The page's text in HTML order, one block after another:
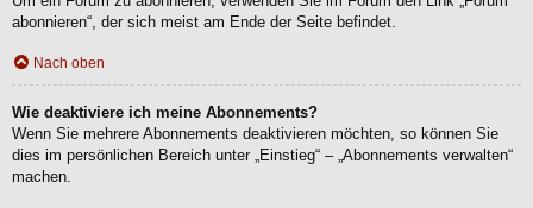
abonnieren“, der sich meist am Ende der Seite befindet.
Nach oben
Wie deaktiviere ich meine Abonnements?
Wenn Sie mehrere Abonnements deaktivieren möchten, so können Sie
dies im persönlichen Bereich unter „Einstieg“ – „Abonnements verwalten“
machen.